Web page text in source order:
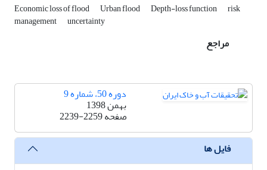
Economic loss of flood Urban flood Depth-loss function risk
management uncertainty
مراجع
دوره 50، شماره 9
بهمن 1398
صفحه2239-2259
فایل ها